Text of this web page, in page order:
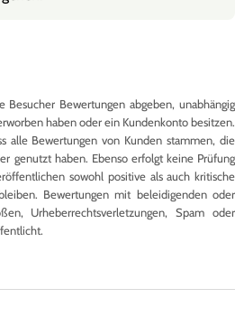
Besucher Bewertungen abgeben, unabhängig
haben oder ein Kundenkonto besitzen.
alle Bewertungen von Kunden stammen, die
genutzt haben. Ebenso erfolgt keine Prüfung
sowohl positive als auch kritische
Bewertungen mit beleidigenden oder
Urheberrechtsverletzungen, Spam oder